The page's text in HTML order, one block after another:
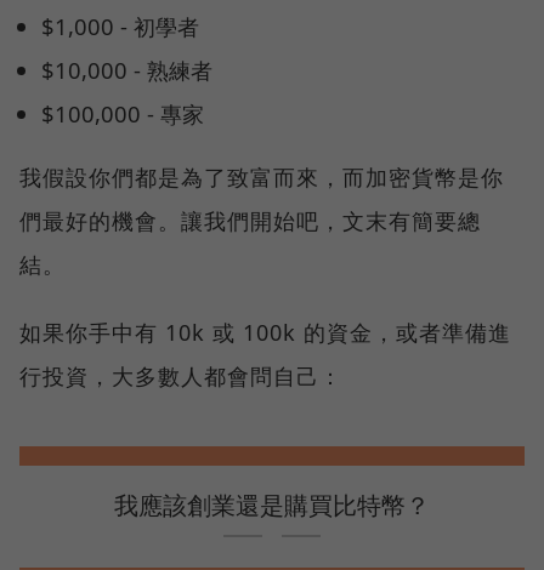
$1,000 - 初學者
$10,000 - 熟練者
$100,000 - 專家
我假設你們都是為了致富而來，而加密貨幣是你
們最好的機會。讓我們開始吧，文末有簡要總
結。
如果你手中有 10k 或 100k 的資金，或者準備進
行投資，大多數人都會問自己：
我應該創業還是購買比特幣？